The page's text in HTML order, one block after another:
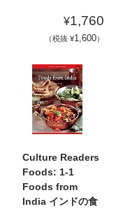
¥1,760
（税抜 ¥1,600）
Culture Readers
Foods: 1-1
Foods from
India インドの食